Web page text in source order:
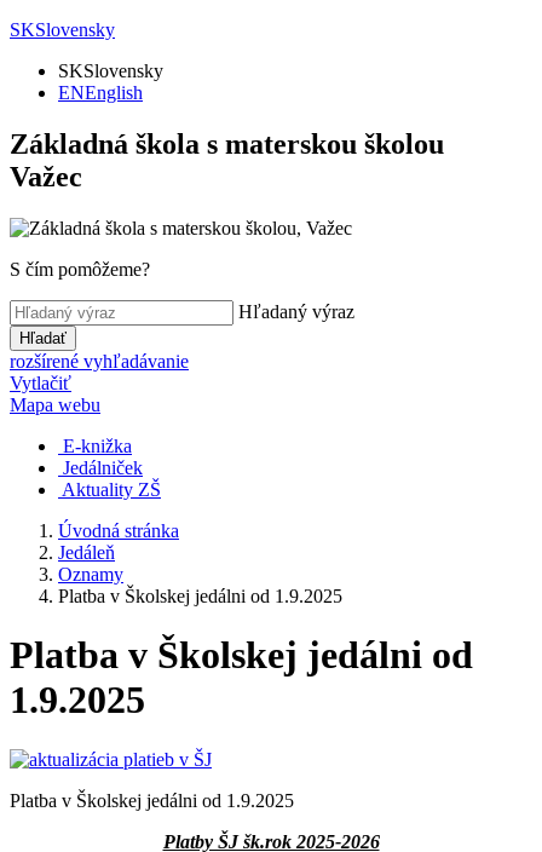
SKSlovensky
SKSlovensky
ENEnglish
Základná škola s materskou školou
Važec
S čím pomôžeme?
Hľadaný výraz
Hľadať
rozšírené vyhľadávanie
Vytlačiť
Mapa webu
E-knižka
Jedálniček
Aktuality ZŠ
Úvodná stránka
Jedáleň
Oznamy
Platba v Školskej jedálni od 1.9.2025
Platba v Školskej jedálni od
1.9.2025
Platba v Školskej jedálni od 1.9.2025
Platby ŠJ šk.rok 2025-2026